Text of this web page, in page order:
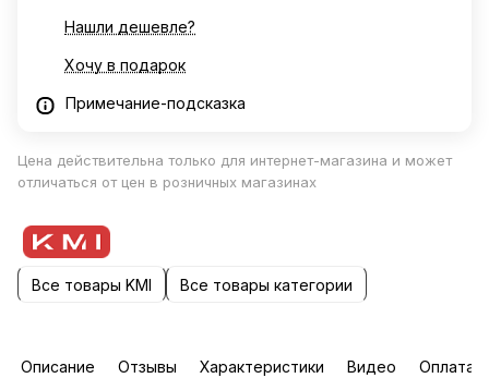
Нашли дешевле?
Хочу в подарок
Примечание-подсказка
Цена действительна только для интернет-магазина и может
отличаться от цен в розничных магазинах
Все товары KMI Все товары категории
Описание Отзывы Характеристики Видео Оплата